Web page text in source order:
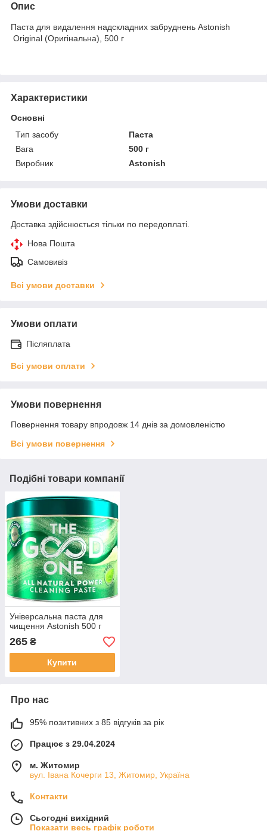
Опис
Паста для видалення надскладних забруднень Astonish
Original (Оригінальна), 500 г
Характеристики
Основні
Тип засобу
Паста
Вага
500 г
Виробник
Astonish
Умови доставки
Доставка здійснюється тільки по передоплаті.
Нова Пошта
Самовивіз
Всі умови доставки
Умови оплати
Післяплата
Всі умови оплати
Умови повернення
Повернення товару впродовж 14 днів за домовленістю
Всі умови повернення
Подібні товари компанії
Універсальна паста для
чищення Astonish 500 г
265 ₴
Купити
Про нас
95% позитивних з 85 відгуків за рік
Працює з 29.04.2024
м. Житомир
вул. Івана Кочерги 13, Житомир, Україна
Контакти
Сьогодні вихідний
Показати весь графік роботи